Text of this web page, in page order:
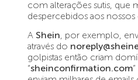
com alterações sutis, que
despercebidos aos nossos
A Shein, por exemplo,
através do
golpistas então criam
“sheinconfirmation.com